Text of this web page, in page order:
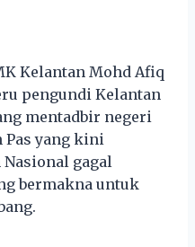
Kelantan Mohd Afiq
pengundi Kelantan
mentadbir negeri
Pas yang kini
gagal
bermakna untuk